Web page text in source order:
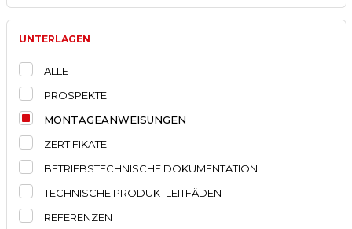
UNTERLAGEN
ALLE
PROSPEKTE
MONTAGEANWEISUNGEN
ZERTIFIKATE
BETRIEBSTECHNISCHE DOKUMENTATION
TECHNISCHE PRODUKTLEITFÄDEN
REFERENZEN